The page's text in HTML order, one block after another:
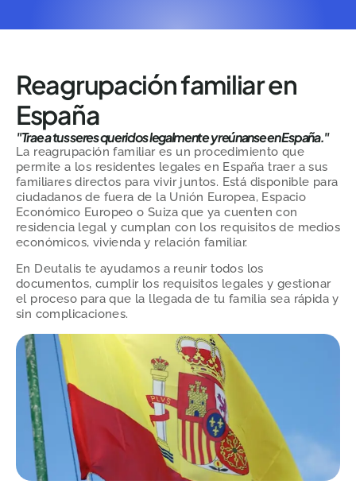
Reagrupación familiar en
España
"Trae a tus seres queridos legalmente y reúnanse en España."
La reagrupación familiar es un procedimiento que
permite a los residentes legales en España traer a sus
familiares directos para vivir juntos. Está disponible para
ciudadanos de fuera de la Unión Europea, Espacio
Económico Europeo o Suiza que ya cuenten con
residencia legal y cumplan con los requisitos de medios
económicos, vivienda y relación familiar.
En Deutalis te ayudamos a reunir todos los
documentos, cumplir los requisitos legales y gestionar
el proceso para que la llegada de tu familia sea rápida y
sin complicaciones.